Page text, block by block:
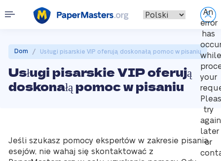
An
error
has
while
your
try
again
later
or
Dom / Usługi pisarskie VIP oferują doskonałą pomoc w pisaniu
Usługi pisarskie VIP oferują
doskonałą pomoc w pisaniu
Jeśli szukasz pomocy ekspertów w zakresie pisania
esejów, nie wahaj się skontaktować z